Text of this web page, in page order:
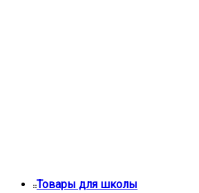
Товары для школы